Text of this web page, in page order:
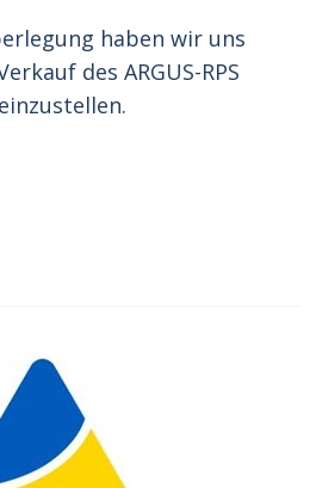
haben wir uns
des ARGUS-RPS